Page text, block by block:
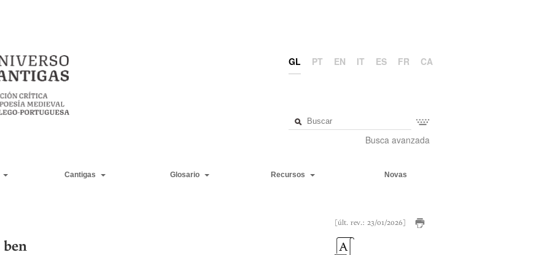
GL PT EN IT ES FR CA
Busca avanzada
Cantigas Glosario Recursos Novas
[últ. rev.: 23/01/2026]